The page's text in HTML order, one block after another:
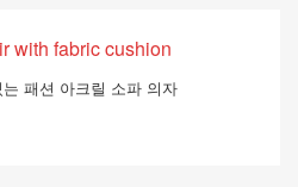
패션 아크릴 소파 의자